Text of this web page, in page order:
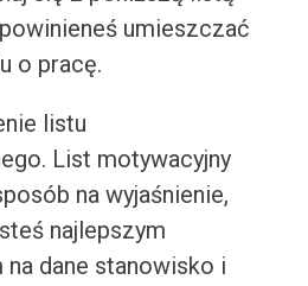
umieszczać
o pracę.
listu
List motywacyjny
na wyjaśnienie,
najlepszym
na dane stanowisko i